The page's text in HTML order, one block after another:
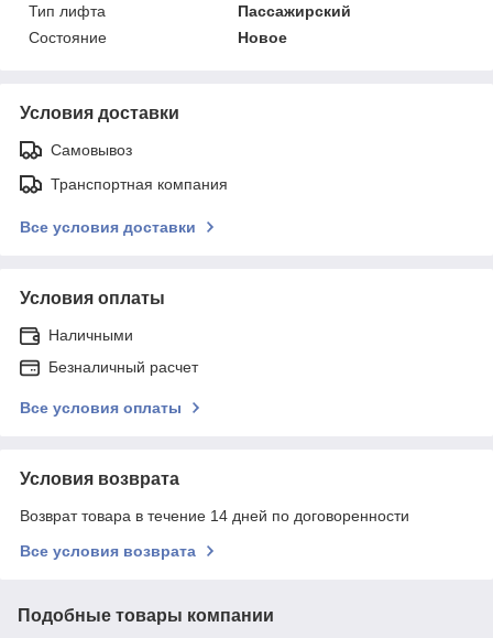
Тип лифта
Пассажирский
Состояние
Новое
Условия доставки
Самовывоз
Транспортная компания
Все условия доставки
Условия оплаты
Наличными
Безналичный расчет
Все условия оплаты
Условия возврата
Возврат товара в течение 14 дней по договоренности
Все условия возврата
Подобные товары компании